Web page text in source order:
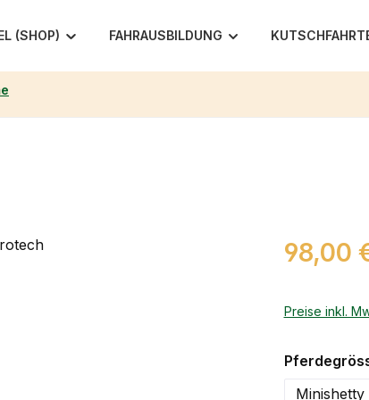
(SHOP) FAHRAUSBILDUNG
Regulärer
98,00
Preise inkl.
Minishetty